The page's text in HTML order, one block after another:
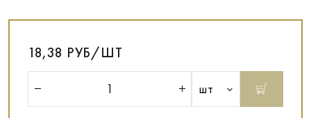
18,38 РУБ/ШТ
шт